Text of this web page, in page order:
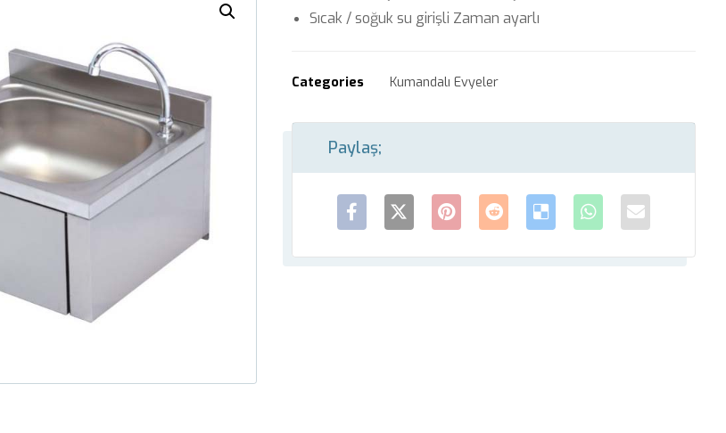
Sıcak / soğuk su girişli Zaman ayarlı
Categories Kumandalı Evyeler